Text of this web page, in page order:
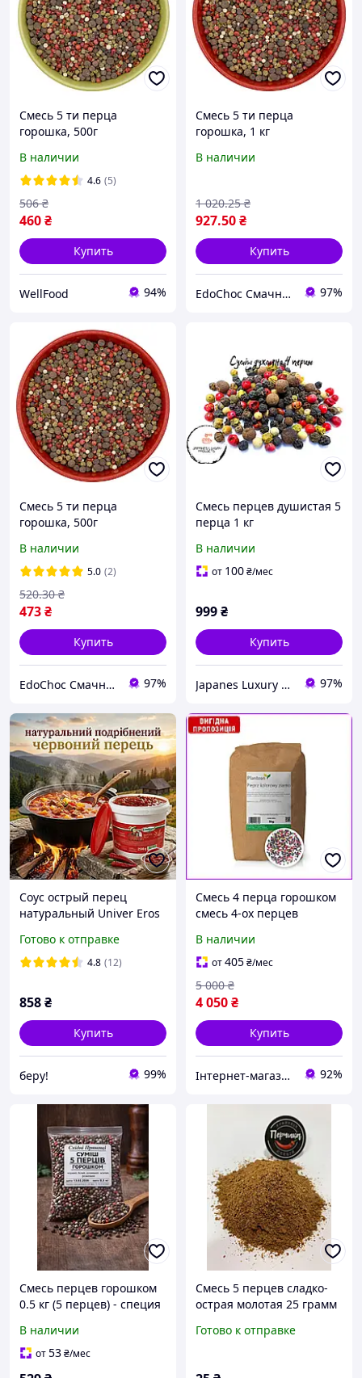
Смесь 5 ти перца
горошка, 500г
В наличии
4.6 (5)
460₴
506 ₴
Купить
WellFood 94%
Смесь 5 ти перца
горошка, 1 кг
В наличии
927.50₴
1 020.25 ₴
Купить
EdoChoc Смачно – облизнетесь! 97%
Смесь 5 ти перца
горошка, 500г
В наличии
5.0 (2)
473₴
520.30 ₴
Купить
EdoChoc Смачно – облизнетесь! 97%
Смесь перцев душистая 5
перца 1 кг
В наличии
от 100₴/мес
999₴
Купить
Japanes Luxury Products 97%
Соус острый перец
натуральный Univer Eros
кг
Готово к отправке
4.8 (12)
858₴
Купить
беру! 99%
Смесь 4 перца горошком
смесь 4-ох перцев
горошком 5 кг PL
В наличии
от405₴/мес
4 050₴
5 000 ₴
Купить
Інтернет-магазин "Oki-Oki Shop" 92%
Смесь перцев горошком
0.5 кг (5 перцев) - специя
соусов
В наличии
от53₴/мес
Смесь 5 перцев сладко-
острая молотая 25 грамм
Готово к отправке